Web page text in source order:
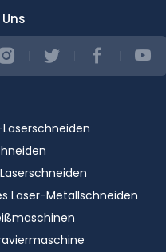
Laser-Metallschneiden